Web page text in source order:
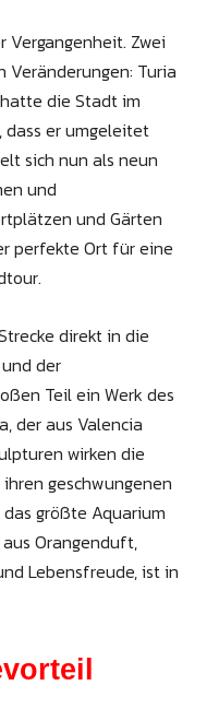
Zwei
Turia
die Stadt im
dass er umgeleitet
sich nun als neun
und
und Gärten
perfekte Ort für eine
direkt in die
der
Teil ein Werk des
der aus Valencia
wirken die
geschwungenen
größte Aquarium
Orangenduft,
Lebensfreude, ist in